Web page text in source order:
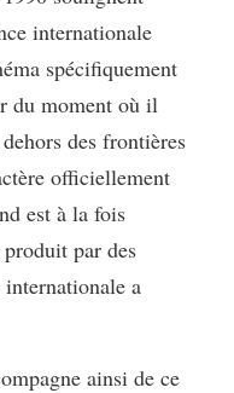
internationale
spécifiquement
du moment où il
des frontières
officiellement
est à la fois
par des
internationale a
ainsi de ce